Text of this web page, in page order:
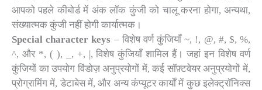
आपको पहले कीबोर्ड में अंक लॉक कुंजी को चालू करना होगा, अन्यथा,
संख्यात्मक कुंजी नहीं होगी कार्यात्मक।
Special character keys – विशेष वर्ण कुंजियाँ ~, !, @, #, $, %,
^, और *, ( ), _, +, |, विशेष कुंजियाँ शामिल हैं। जहां इन विशेष वर्ण
कुंजियों का उपयोग विंडोज़ अनुप्रयोगों में, कई सॉफ़्टवेयर अनुप्रयोगों में,
प्रोग्रामिंग में, डेटाबेस में, और अन्य कंप्यूटर कार्यों में कुछ इलेक्ट्रॉनिक्स